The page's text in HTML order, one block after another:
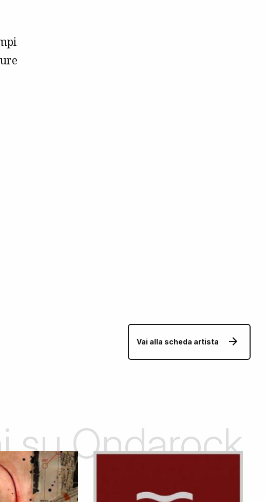
Vai alla scheda artista
su Ondarock